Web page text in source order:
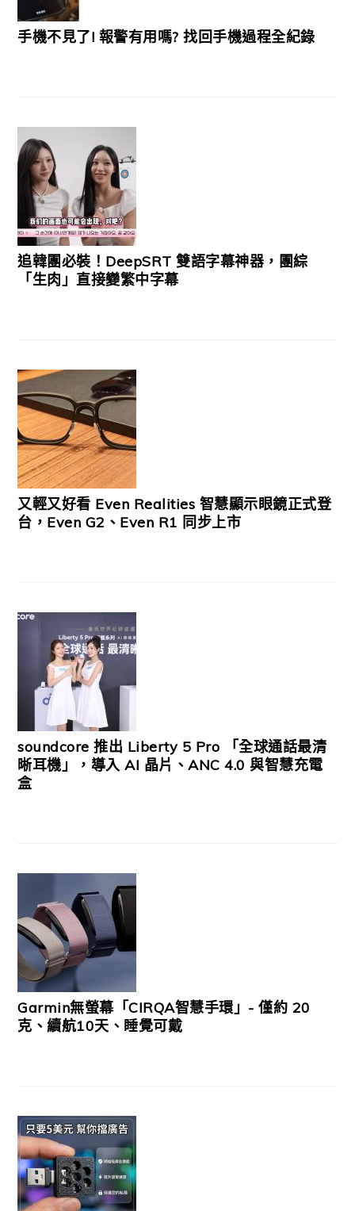
手機不見了! 報警有用嗎? 找回手機過程全紀錄
追韓團必裝！DeepSRT 雙語字幕神器，團綜
「生肉」直接變繁中字幕
又輕又好看 Even Realities 智慧顯示眼鏡正式登
台，Even G2、Even R1 同步上市
soundcore 推出 Liberty 5 Pro 「全球通話最清
晰耳機」，導入 AI 晶片、ANC 4.0 與智慧充電
盒
Garmin無螢幕「CIRQA智慧手環」- 僅約 20
克、續航10天、睡覺可戴